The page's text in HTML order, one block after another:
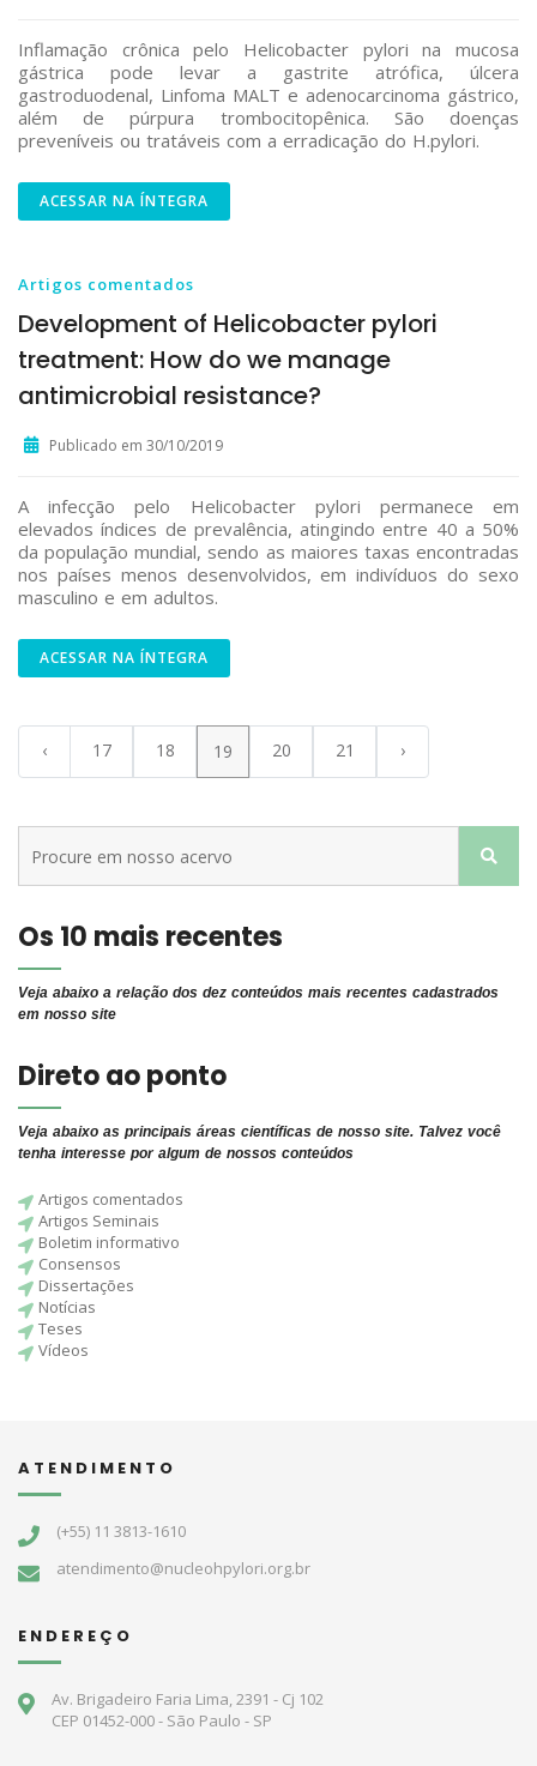
Inflamação crônica pelo Helicobacter pylori na mucosa
gástrica pode levar a gastrite atrófica, úlcera
gastroduodenal, Linfoma MALT e adenocarcinoma gástrico,
além de púrpura trombocitopênica. São doenças
preveníveis ou tratáveis com a erradicação do H.pylori.
ACESSAR NA ÍNTEGRA
Artigos comentados
Development of Helicobacter pylori
treatment: How do we manage
antimicrobial resistance?
Publicado em 30/10/2019
A infecção pelo Helicobacter pylori permanece em
elevados índices de prevalência, atingindo entre 40 a 50%
da população mundial, sendo as maiores taxas encontradas
nos países menos desenvolvidos, em indivíduos do sexo
masculino e em adultos.
ACESSAR NA ÍNTEGRA
‹ 17 18 19 20 21 ›
Os 10 mais recentes
Veja abaixo a relação dos dez conteúdos mais recentes cadastrados
em nosso site
Direto ao ponto
Veja abaixo as principais áreas científicas de nosso site. Talvez você
tenha interesse por algum de nossos conteúdos
Artigos comentados
Artigos Seminais
Boletim informativo
Consensos
Dissertações
Notícias
Teses
Vídeos
ATENDIMENTO
(+55) 11 3813-1610
atendimento@nucleohpylori.org.br
ENDEREÇO
Av. Brigadeiro Faria Lima, 2391 - Cj 102
CEP 01452-000 - São Paulo - SP